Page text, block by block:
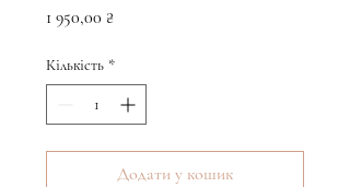
1 950,00 ₴
Кількість *
Додати у кошик